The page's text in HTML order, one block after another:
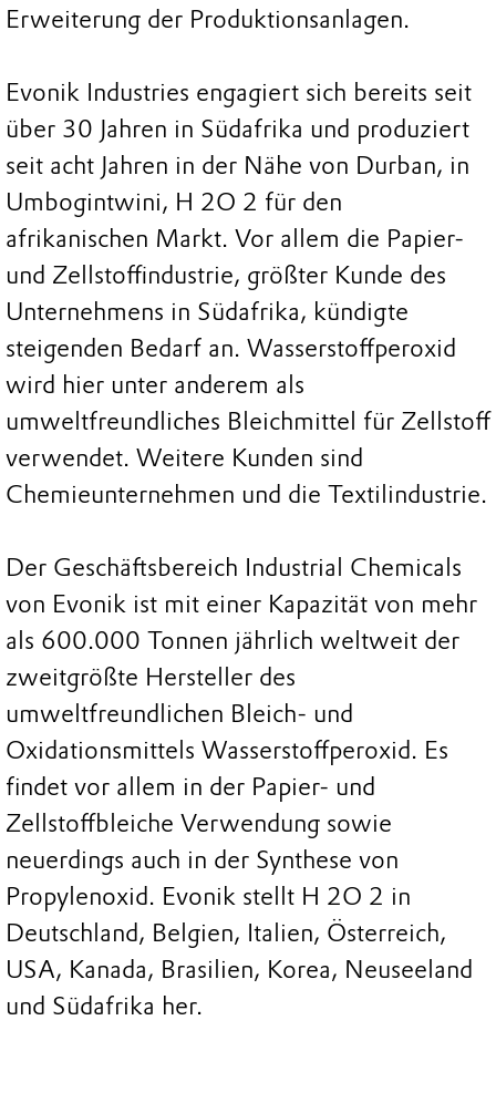
Erweiterung der Produktionsanlagen.
Evonik Industries engagiert sich bereits seit
über 30 Jahren in Südafrika und produziert
seit acht Jahren in der Nähe von Durban, in
Umbogintwini, H 2O 2 für den
afrikanischen Markt. Vor allem die Papier-
und Zellstoffindustrie, größter Kunde des
Unternehmens in Südafrika, kündigte
steigenden Bedarf an. Wasserstoffperoxid
wird hier unter anderem als
umweltfreundliches Bleichmittel für Zellstoff
verwendet. Weitere Kunden sind
Chemieunternehmen und die Textilindustrie.
Der Geschäftsbereich Industrial Chemicals
von Evonik ist mit einer Kapazität von mehr
als 600.000 Tonnen jährlich weltweit der
zweitgrößte Hersteller des
umweltfreundlichen Bleich- und
Oxidationsmittels Wasserstoffperoxid. Es
findet vor allem in der Papier- und
Zellstoffbleiche Verwendung sowie
neuerdings auch in der Synthese von
Propylenoxid. Evonik stellt H 2O 2 in
Deutschland, Belgien, Italien, Österreich,
USA, Kanada, Brasilien, Korea, Neuseeland
und Südafrika her.